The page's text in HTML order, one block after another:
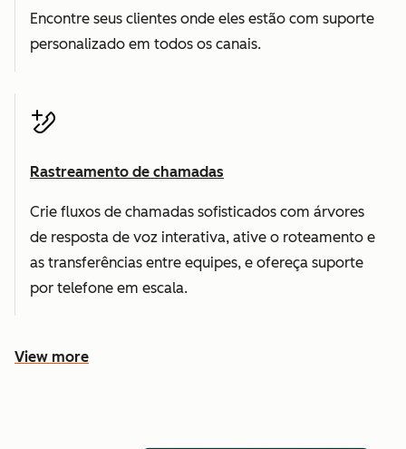
Encontre seus clientes onde eles estão com suporte
personalizado em todos os canais.
Rastreamento de chamadas
Crie fluxos de chamadas sofisticados com árvores
de resposta de voz interativa, ative o roteamento e
as transferências entre equipes, e ofereça suporte
por telefone em escala.
View more